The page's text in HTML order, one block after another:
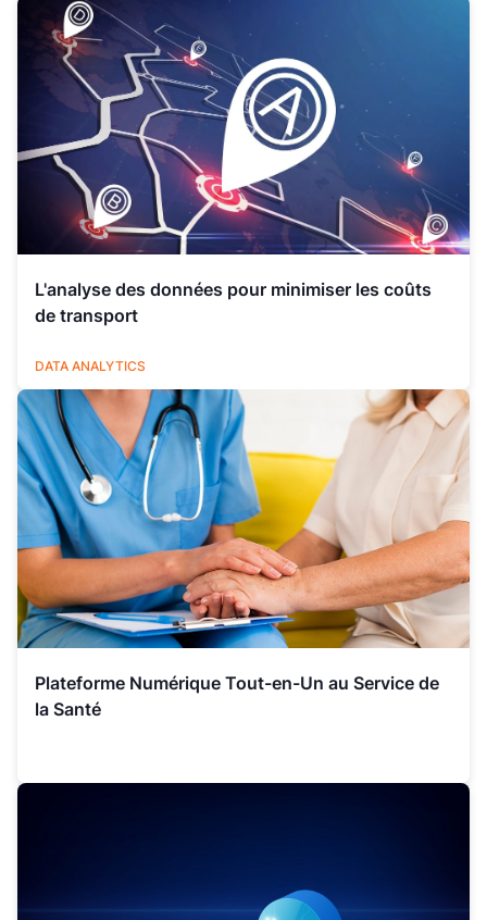
L'analyse des données pour minimiser les coûts
de transport
LOGISTIQUE
DATA ANALYTICS
Plateforme Numérique Tout-en-Un au Service de
la Santé